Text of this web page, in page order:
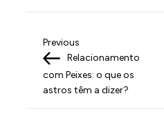
N
a
v
Previous
Post
Previous
Relacionamento
com Peixes: o que os
astros têm a dizer?